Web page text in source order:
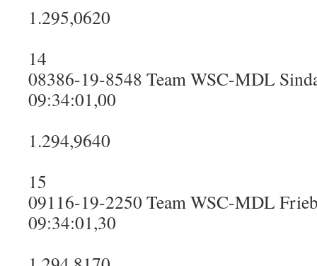
1.295,0620
14
08386-19-8548 Team WSC-MDL
09:34:01,00
1.294,9640
15
09116-19-2250 Team WSC-MDL
09:34:01,30